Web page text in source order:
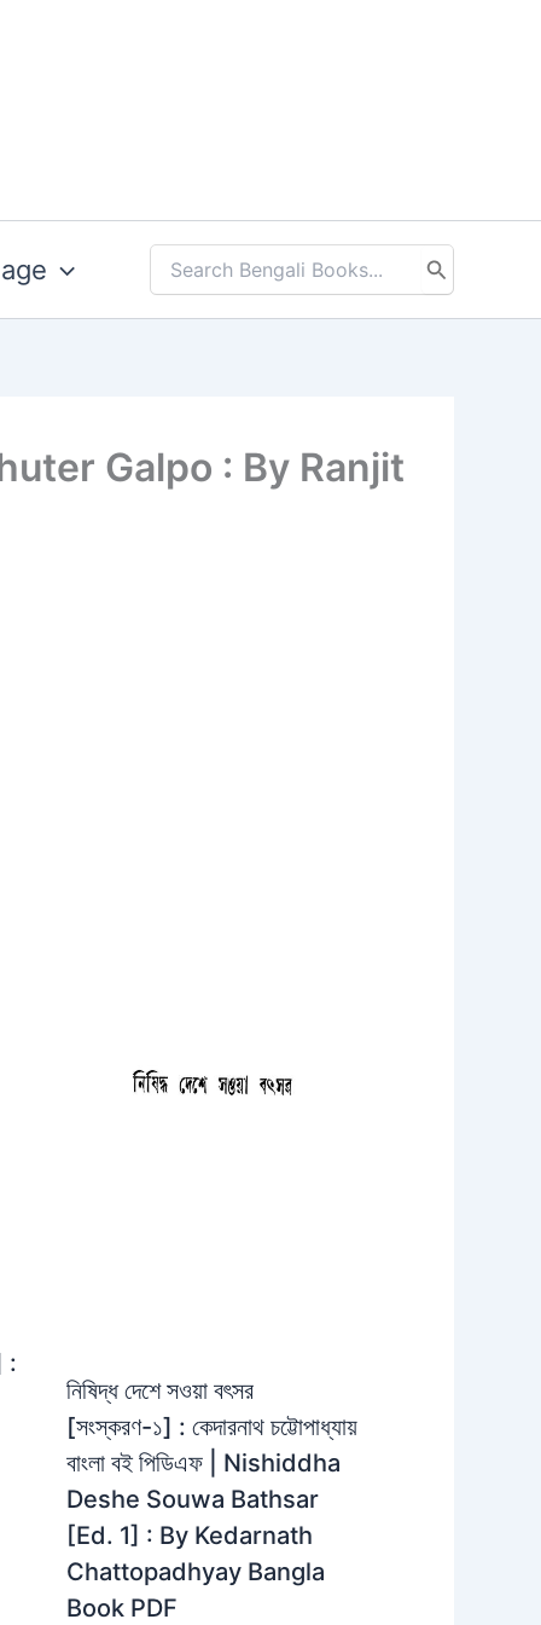
Search
Bhuter Galpo : By Ranjit
:
নিষিদ্ধ দেশে সওয়া বৎসর
[সংস্করণ-১] : কেদারনাথ চট্টোপাধ্যায়
বাংলা বই পিডিএফ | Nishiddha
Deshe Souwa Bathsar
[Ed. 1] : By Kedarnath
Chattopadhyay Bangla
Book PDF